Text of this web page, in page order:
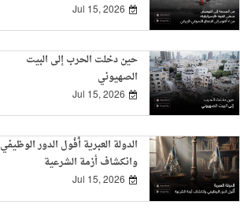
إلى الاتفاق الأمريكي-الإيراني
Jul 15, 2026
حين دخلت الحرب إلى البيت
الصهيوني
Jul 15, 2026
الدولة العبرية أُفُول الدور الوظيفي
وانكشاف أزمة الشرعية
Jul 15, 2026